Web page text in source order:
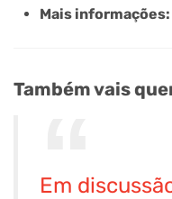
Mais informações:
Também vais
Em